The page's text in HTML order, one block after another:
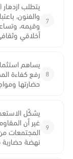
7
يتطلب ازدهار
والفنون،
وقيمه،
أخلاقي
8
يساهم
رفع كفاءة
حضارتها
9
يشكّل
غير أن
المجتمعات من
نهضة حضارية